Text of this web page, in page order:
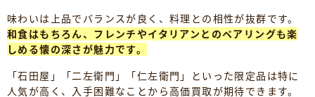
味わいは上品でバランスが良く、料理との相性が抜群です。
和食はもちろん、フレンチやイタリアンとのペアリングも楽
しめる懐の深さが魅力です。
「石田屋」「二左衛門」「仁左衛門」といった限定品は特に
人気が高く、入手困難なことから高価買取が期待できます。